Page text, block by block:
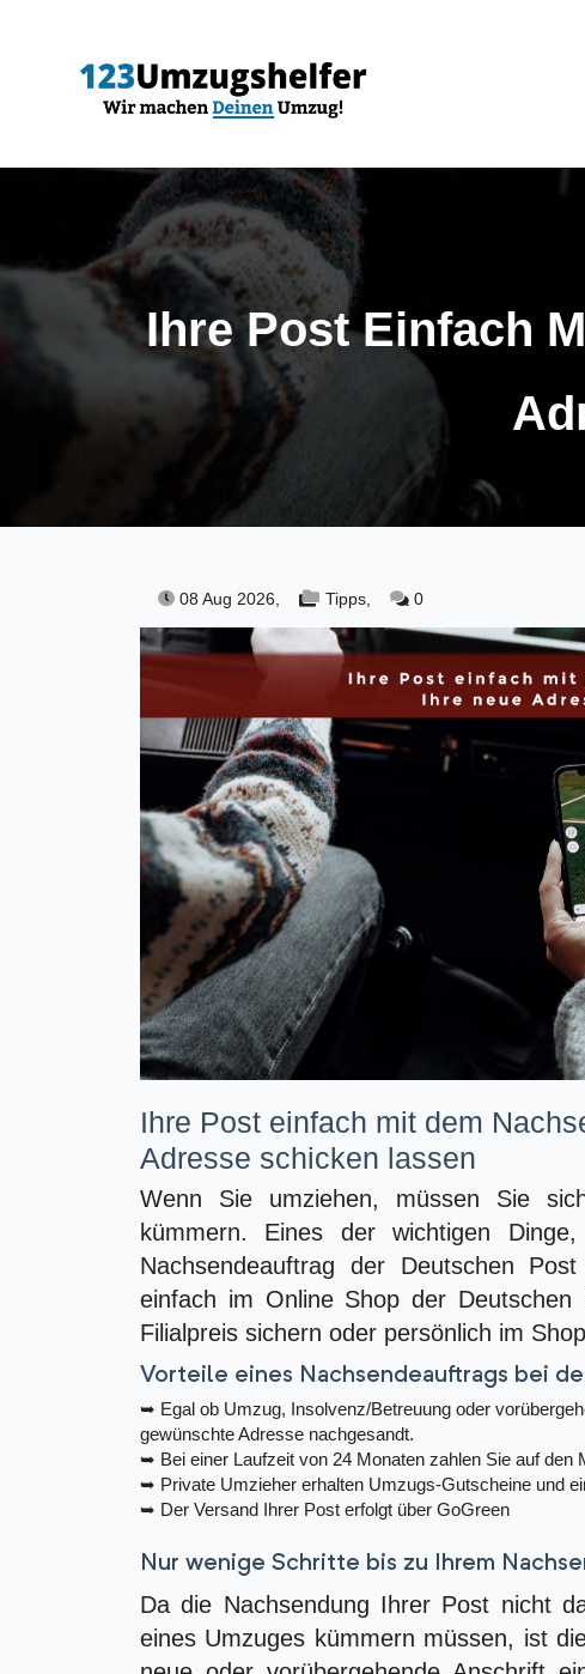
Ihre Post Einfach
08 Aug 2026, Tipps, 0
Ihre Post einfach mit dem
Adresse schicken lassen
Wenn Sie umziehen, müssen Sie
kümmern. Eines der wichtigen
Nachsendeauftrag der Deutschen
einfach im Online Shop der
Filialpreis sichern oder persönlich im
Vorteile eines Nachsendeauftrags bei
➥ Egal ob Umzug, Insolvenz/Betreuung oder
gewünschte Adresse nachgesandt.
➥ Bei einer Laufzeit von 24 Monaten zahlen Sie auf den
➥ Private Umzieher erhalten Umzugs-Gutscheine und
➥ Der Versand Ihrer Post erfolgt über GoGreen
Nur wenige Schritte bis zu Ihrem
Da die Nachsendung Ihrer Post nicht
eines Umzuges kümmern müssen, ist